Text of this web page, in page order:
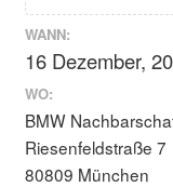
WANN:
16 Dezember,
WO:
BMW
Riesenfeldstraße 7
80809 München